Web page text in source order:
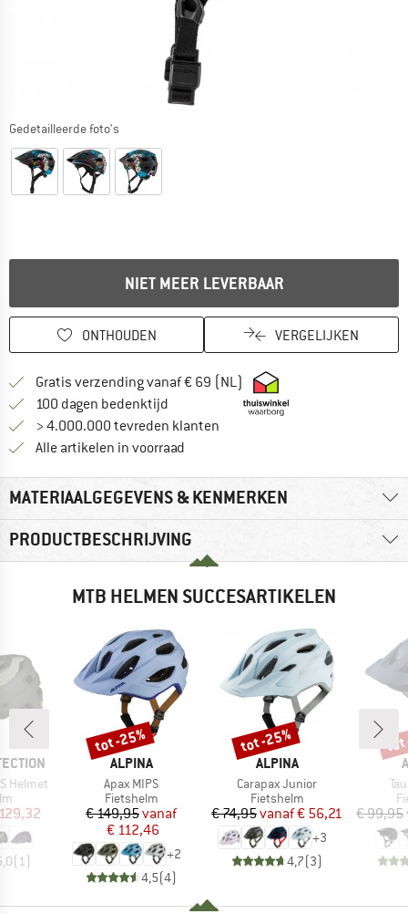
Gedetailleerde foto's
NIET MEER LEVERBAAR
ONTHOUDEN VERGELIJKEN
Gratis verzending vanaf € 69 (NL) Vind hier de
100 dagen bedenktijd Vind de betalingsinformatie hier!
> 4.000.000 tevreden klanten
Alle artikelen in voorraad
MATERIAALGEGEVENS & KENMERKEN
PRODUCTBESCHRIJVING
MTB HELMEN SUCCESARTIKELEN
Helmet
prijs
(1 )
MERK
ALPINA
Artikel
Apax MIPS
Productgroep
Fietshelm
Prijs
€ 149,95Verlaagde prijs
vanaf
€ 112,46
+2
4,5(4)
Korting
tot -25%
MERK
ALPINA
Artikel
Carapax Junior
Productgroep
Fietshelm
Prijs
€ 74,95 Verlaagde prijs
vanaf€ 56,21
+3
4,7(3)
Korting
tot -25%
€ 99,95